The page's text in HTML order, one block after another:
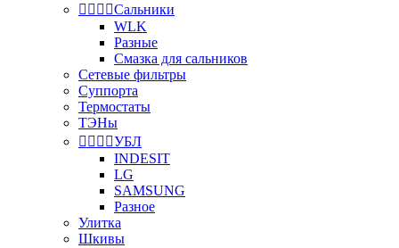
   Сальники
WLK
Разные
Смазка для сальников
Сетевые фильтры
Суппорта
Термостаты
ТЭНы
   УБЛ
INDESIT
LG
SAMSUNG
Разное
Улитка
Шкивы